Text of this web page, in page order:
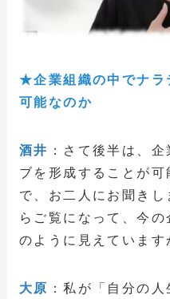
★企業組織の中でナラ
可能なのか
酒井 ：さて後半は、
ブを形成することが
で、お二人にお聞き
らご覧になって、今
のように見えています
大原 ：私が「自分の